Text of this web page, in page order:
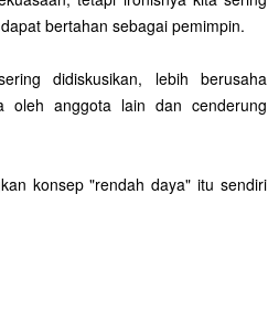
bertahan sebagai pemimpin.
didiskusikan, lebih berusaha
oleh anggota lain dan cenderung
konsep "rendah daya" itu sendiri